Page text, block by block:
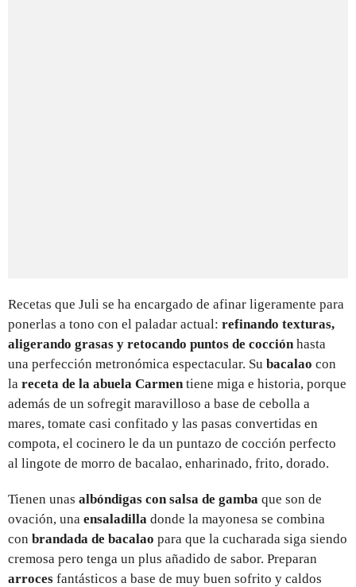
Recetas que Juli se ha encargado de afinar ligeramente para
ponerlas a tono con el paladar actual: refinando texturas,
aligerando grasas y retocando puntos de cocciónhasta
una perfección metronómica espectacular. Su bacalao con
la receta de la abuela Carmentiene miga e historia, porque
además de un sofregit maravilloso a base de cebolla a
mares, tomate casi confitado y las pasas convertidas en
compota, el cocinero le da un puntazo de cocción perfecto
al lingote de morro de bacalao, enharinado, frito, dorado.
Tienen unas albóndigas con salsa de gamba que son de
ovación, una ensaladilla donde la mayonesa se combina
con brandada de bacalao para que la cucharada siga siendo
cremosa pero tenga un plus añadido de sabor. Preparan
arroces fantásticos a base de muy buen sofrito y caldos